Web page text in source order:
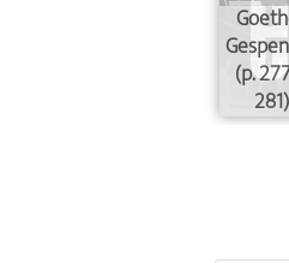
(p.
281)